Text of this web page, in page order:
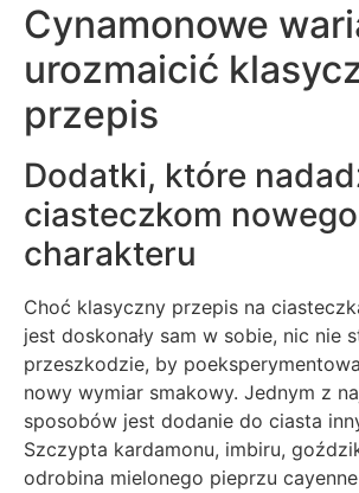
Cynamonowe
urozmaicić
przepis
Dodatki, które
ciasteczkom nowego
charakteru
Choć klasyczny przepis na
jest doskonały sam w sobie, nic nie
przeszkodzie, by
nowy wymiar smakowy. Jednym z
sposobów jest dodanie do ciasta
Szczypta kardamonu, imbiru,
odrobina mielonego pieprzu